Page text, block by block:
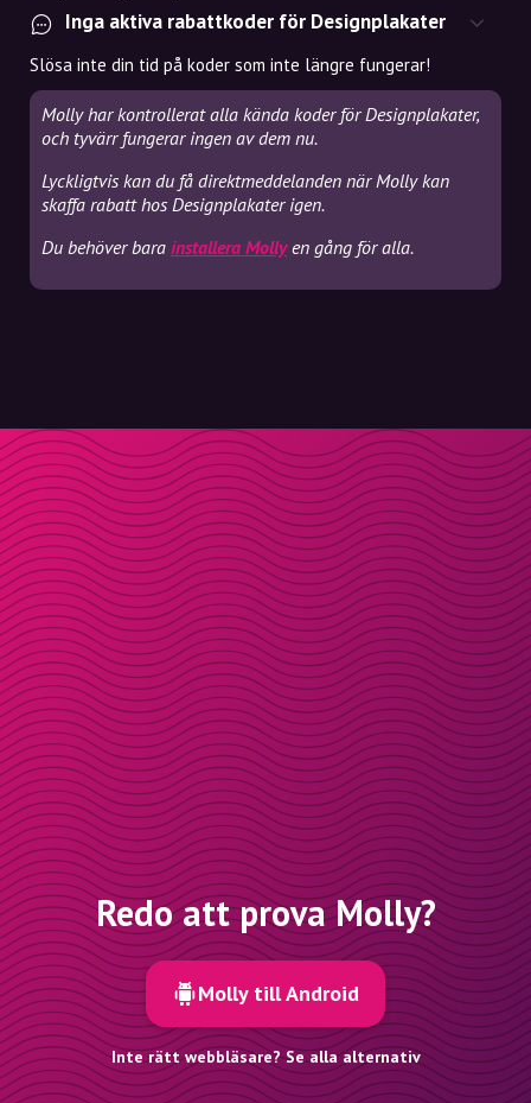
Inga aktiva rabattkoder för Designplakater
Slösa inte din tid på koder som inte längre fungerar!
Molly har kontrollerat alla kända koder för Designplakater,
och tyvärr fungerar ingen av dem nu.
Lyckligtvis kan du få direktmeddelanden när Molly kan
skaffa rabatt hos Designplakater igen.
Du behöver bara installera Mollyen gång för alla.
Redo att prova Molly?
Molly till Android
Inte rätt webbläsare? Se alla alternativ